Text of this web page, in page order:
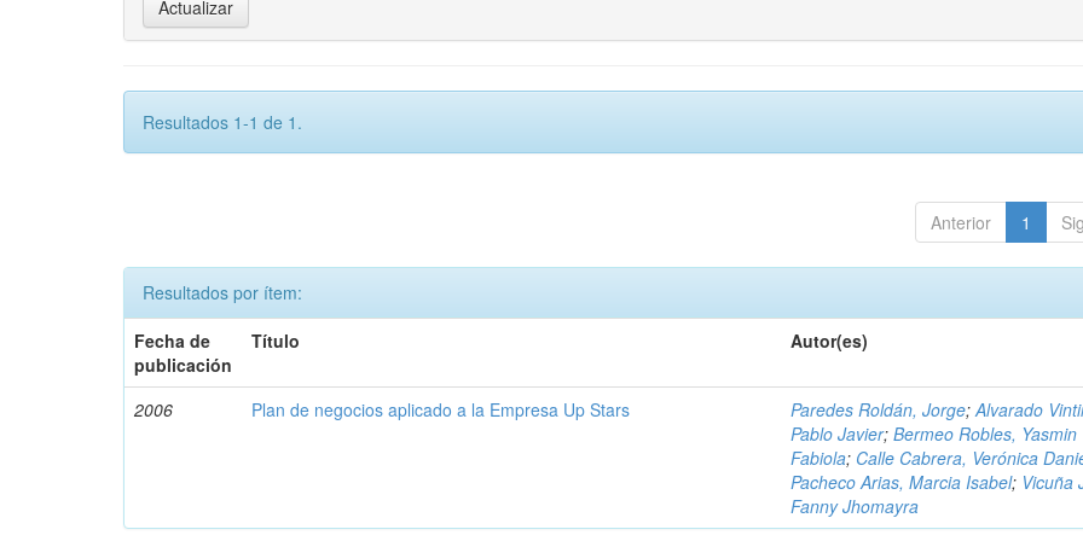
Resultados 1-1 de 1.
Anterior 1
Resultados por ítem:
Fecha de
publicación
Título Autor(es)
2006 Plan de negocios aplicado a la Empresa Up Stars Paredes Roldán, Jorge;Alvarado
Pablo Javier;Bermeo Robles, Yasmin
Fabiola; Calle Cabrera, Verónica
Pacheco Arias, Marcia Isabel; Vicuña
Fanny Jhomayra